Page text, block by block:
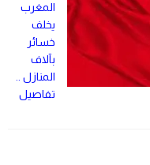
المغرب
يخلف
خسائر
بآلاف
المنازل ..
تفاصيل